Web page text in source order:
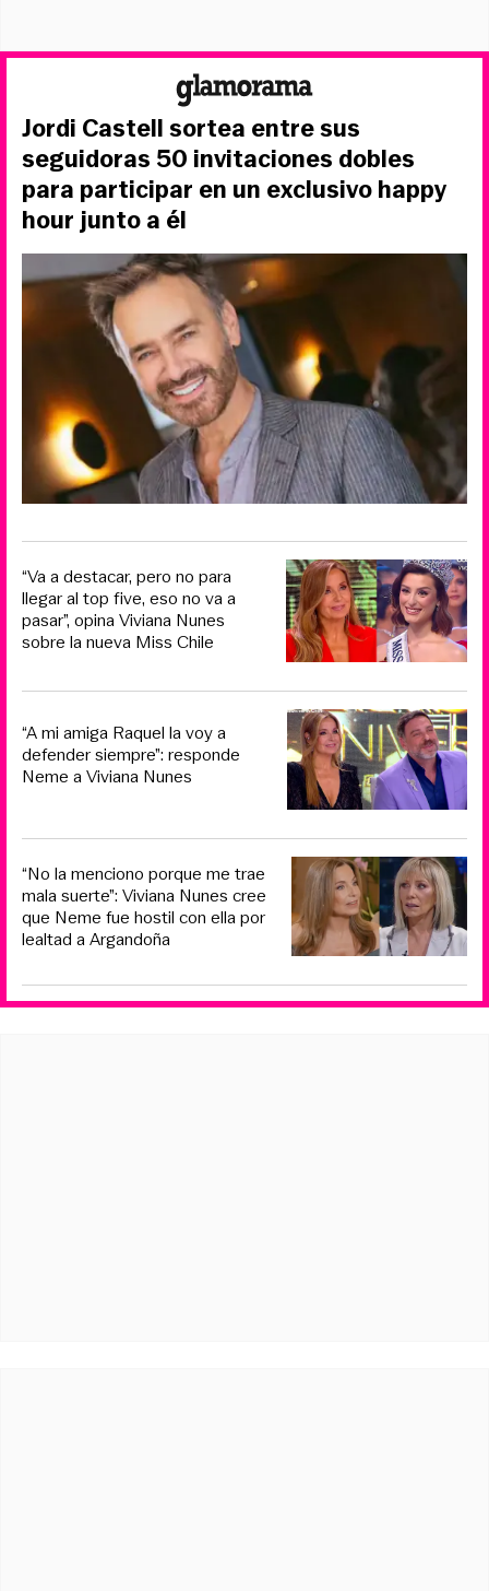
Jordi Castell sortea entre sus
seguidoras 50 invitaciones dobles
para participar en un exclusivo happy
hour junto a él
“Va a destacar, pero no para
llegar al top five, eso no va a
pasar”, opina Viviana Nunes
sobre la nueva Miss Chile
“A mi amiga Raquel la voy a
defender siempre”: responde
Neme a Viviana Nunes
“No la menciono porque me trae
mala suerte”: Viviana Nunes cree
que Neme fue hostil con ella por
lealtad a Argandoña